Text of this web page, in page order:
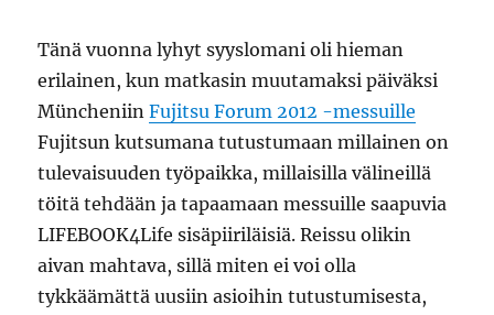
Tänä vuonna lyhyt syyslomani oli hieman
erilainen, kun matkasin muutamaksi päiväksi
MüncheniinFujitsu Forum 2012 -messuille
Fujitsun kutsumana tutustumaan millainen on
tulevaisuuden työpaikka, millaisilla välineillä
töitä tehdään ja tapaamaan messuille saapuvia
LIFEBOOK4Life sisäpiiriläisiä. Reissu olikin
aivan mahtava, sillä miten ei voi olla
tykkäämättä uusiin asioihin tutustumisesta,